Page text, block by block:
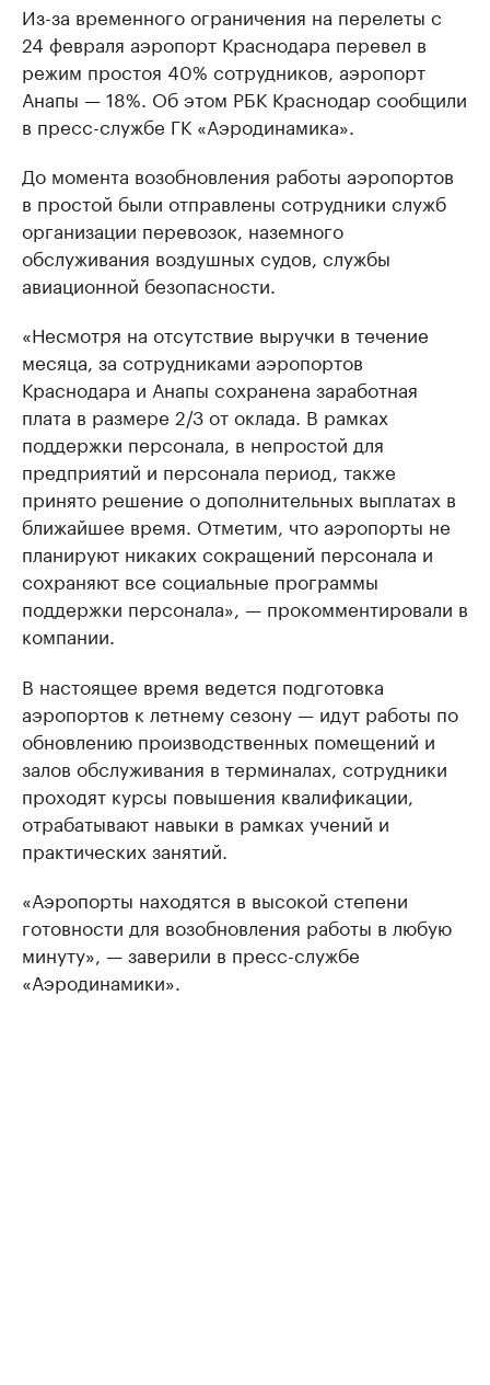
Из-за временного ограничения на перелеты с
24 февраля аэропорт Краснодара перевел в
режим простоя 40% сотрудников, аэропорт
Анапы — 18%. Об этом РБК Краснодар сообщили
в пресс-службе ГК «Аэродинамика».
До момента возобновления работы аэропортов
в простой были отправлены сотрудники служб
организации перевозок, наземного
обслуживания воздушных судов, службы
авиационной безопасности.
«Несмотря на отсутствие выручки в течение
месяца, за сотрудниками аэропортов
Краснодара и Анапы сохранена заработная
плата в размере 2/3 от оклада. В рамках
поддержки персонала, в непростой для
предприятий и персонала период, также
принято решение о дополнительных выплатах в
ближайшее время. Отметим, что аэропорты не
планируют никаких сокращений персонала и
сохраняют все социальные программы
поддержки персонала», — прокомментировали в
компании.
В настоящее время ведется подготовка
аэропортов к летнему сезону — идут работы по
обновлению производственных помещений и
залов обслуживания в терминалах, сотрудники
проходят курсы повышения квалификации,
отрабатывают навыки в рамках учений и
практических занятий.
«Аэропорты находятся в высокой степени
готовности для возобновления работы в любую
минуту», — заверили в пресс-службе
«Аэродинамики».